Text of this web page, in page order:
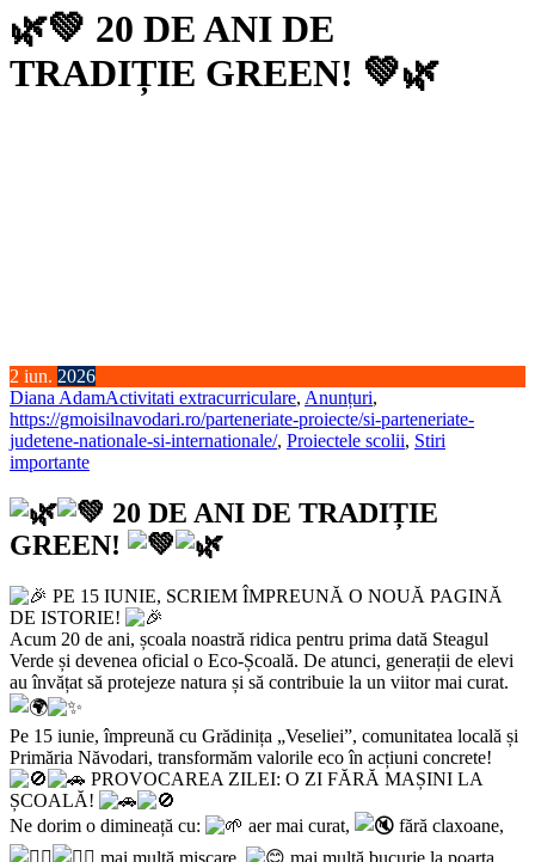
🌿💚 20 DE ANI DE
TRADIȚIE GREEN! 💚🌿
2 iun. 2026
Diana AdamActivitati extracurriculare, Anunțuri,
https://gmoisilnavodari.ro/parteneriate-proiecte/si-parteneriate-
judetene-nationale-si-internationale/, Proiectele scolii, Stiri
importante
20 DE ANI DE TRADIȚIE
GREEN!
PE 15 IUNIE, SCRIEM ÎMPREUNĂ O NOUĂ PAGINĂ
DE ISTORIE!
Acum 20 de ani, școala noastră ridica pentru prima dată Steagul
Verde și devenea oficial o Eco-Școală. De atunci, generații de elevi
au învățat să protejeze natura și să contribuie la un viitor mai curat.
Pe 15 iunie, împreună cu Grădinița „Veseliei”, comunitatea locală și
Primăria Năvodari, transformăm valorile eco în acțiuni concrete!
PROVOCAREA ZILEI: O ZI FĂRĂ MAȘINI LA
ȘCOALĂ!
Ne dorim o dimineață cu:
aer mai curat,
fără claxoane,